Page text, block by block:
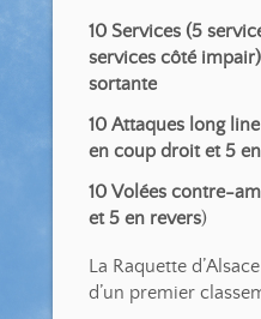
10 Services (5
services côté
sortante
10 Attaques long
en coup droit et 5
10 Volées contre-
et 5 en revers)
La Raquette
d’un premier